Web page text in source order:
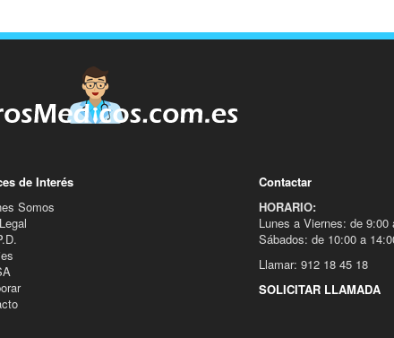
de Interés
Somos
Contactar
HORARIO:
Lunes a Viernes: de 9:00
Sábados: de 10:00 a
Llamar: 912 18 45 18
SOLICITAR LLAMADA